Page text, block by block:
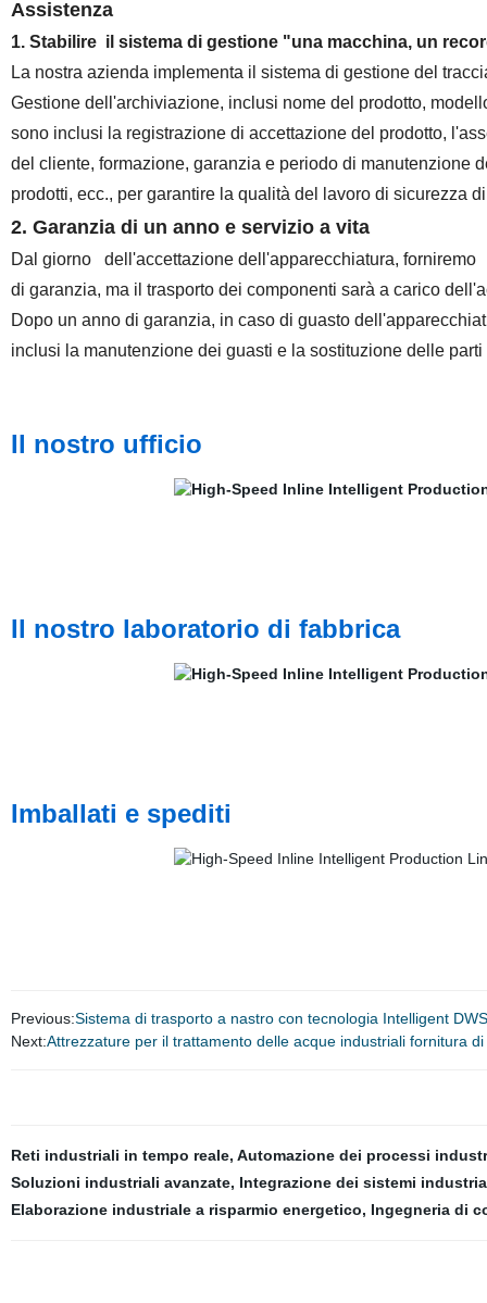
Assistenza
1. Stabilire il sistema di gestione "una macchina, un
La nostra azienda implementa il sistema di gestione del
Gestione dell'archiviazione, inclusi nome del prodotto,
sono inclusi la registrazione di accettazione del prodotto,
del cliente, formazione, garanzia e periodo di manutenzione
prodotti, ecc., per garantire la qualità del lavoro di sicurezza
2. Garanzia di un anno e servizio a vita
Dal giorno dell'accettazione dell'apparecchiatura, forniremo
di garanzia, ma il trasporto dei componenti sarà a carico
Dopo un anno di garanzia, in caso di guasto
inclusi la manutenzione dei guasti e la sostituzione delle
Il nostro ufficio
Il nostro laboratorio di fabbrica
Imballati e spediti
Previous:Sistema di trasporto a nastro con tecnologia Intelligent
Next:Attrezzature per il trattamento delle acque industriali fornitura
Reti industriali in tempo reale, Automazione dei processi
Soluzioni industriali avanzate, Integrazione dei sistemi
Elaborazione industriale a risparmio energetico, Ingegneria di